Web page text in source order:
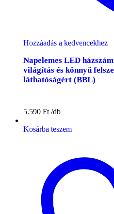
Hozzáadás a kedvencekhez
Napelemes LED
világítás és könnyű
láthatóságért (BBL)
5.590 Ft
Kosárba teszem